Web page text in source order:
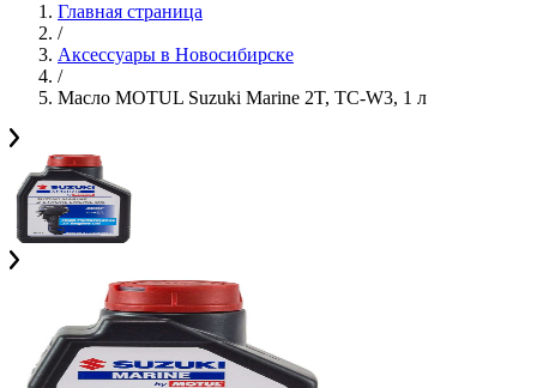
Главная страница
/
Аксессуары в Новосибирске
/
Масло MOTUL Suzuki Marine 2T, TC-W3, 1 л